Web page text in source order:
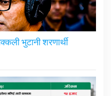
भुटानी शरणार्थी